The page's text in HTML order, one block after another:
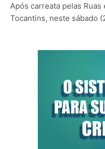
Após carreata pelas
Tocantins, neste sábado